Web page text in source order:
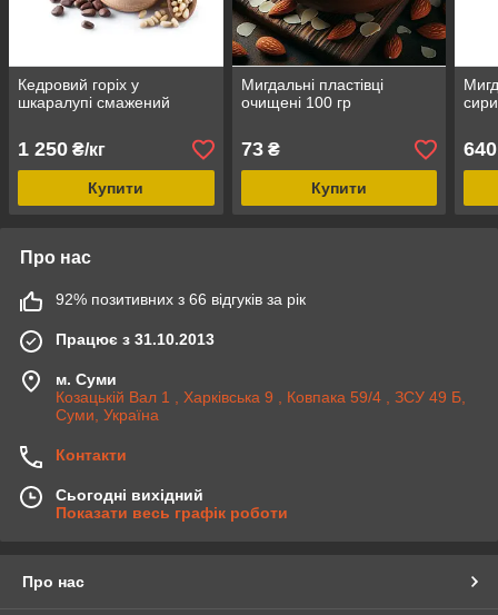
Кедровий горіх у
шкаралупі смажений
1 250 ₴/кг
Купити
Мигдальні пластівці
очищені 100 гр
73₴
Купити
640
Про нас
92% позитивних з 66 відгуків за рік
Працює з 31.10.2013
м. Суми
Козацькій Вал 1 , Харківська 9 , Ковпака 59/4 , ЗСУ 49 Б,
Суми, Україна
Контакти
Сьогодні вихідний
Показати весь графік роботи
Про нас